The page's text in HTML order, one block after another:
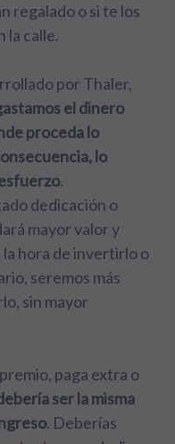
regalado o si te los
la calle.
por Thaler,
el dinero
proceda lo
lo
.
dedicación o
mayor valor y
la hora de invertirlo o
seremos más
sin mayor
paga extra o
ser la misma
. Deberías